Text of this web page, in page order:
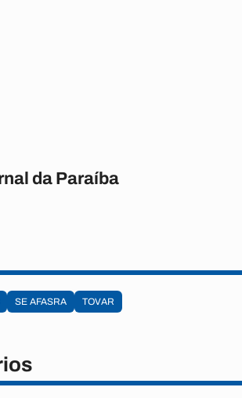
da Paraíba
SE AFASRA TOVAR